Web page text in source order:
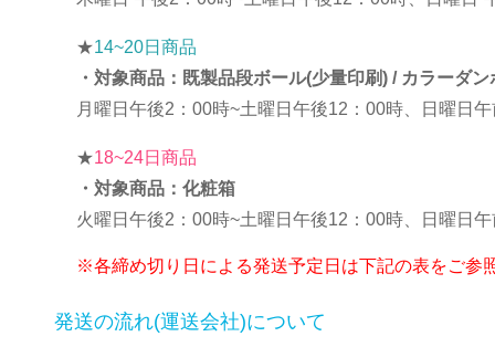
★14~20日商品
・対象商品：既製品段ボール(少量印刷) / カラーダ
月曜日午後2：00時~土曜日午後12：00時、日曜日
★18~24日商品
・対象商品：化粧箱
火曜日午後2：00時~土曜日午後12：00時、日曜日
※各締め切り日による発送予定日は下記の表をご参
発送の流れ(運送会社)について